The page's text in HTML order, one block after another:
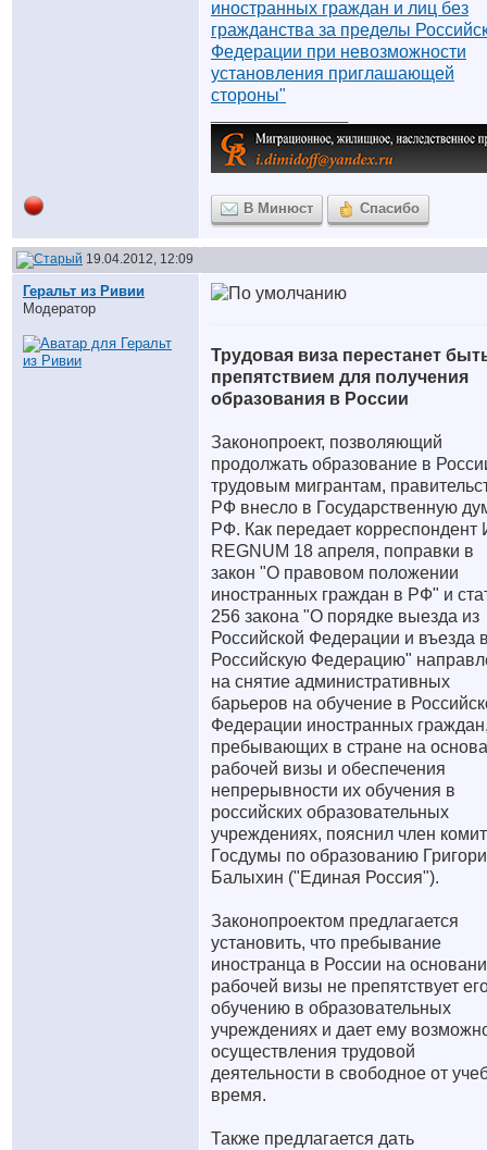
иностранных граждан и лиц без
гражданства за пределы
Федерации при невозможности
установления приглашающей
стороны"
В Минюст Спасибо
19.04.2012, 12:09
Геральт из Ривии
Модератор
Трудовая виза перестанет
препятствием для получения
образования в России
Законопроект, позволяющий
продолжать образование в
трудовым мигрантам,
РФ внесло в Государственную
РФ. Как передает корреспондент
REGNUM 18 апреля, поправки в
закон "О правовом положении
иностранных граждан в РФ" и
256 закона "О порядке выезда из
Российской Федерации и въезда
Российскую Федерацию"
на снятие административных
барьеров на обучение в
Федерации иностранных
пребывающих в стране на
рабочей визы и обеспечения
непрерывности их обучения в
российских образовательных
учреждениях, пояснил член
Госдумы по образованию
Балыхин ("Единая Россия").
Законопроектом предлагается
установить, что пребывание
иностранца в России на
рабочей визы не препятствует
обучению в образовательных
учреждениях и дает ему
осуществления трудовой
деятельности в свободное от
время.
Также предлагается дать